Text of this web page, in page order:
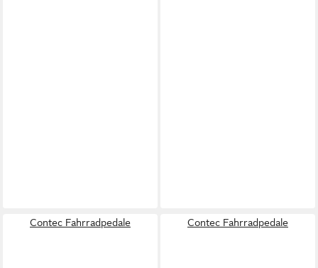
Contec Fahrradpedale Contec Fahrradpedale